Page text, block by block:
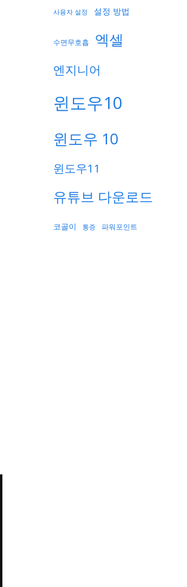
사용자 설정 설정 방법
수면무호흡 엑셀
엔지니어
윈도우10
윈도우 10
윈도우11
유튜브 다운로드
코골이 통증 파워포인트